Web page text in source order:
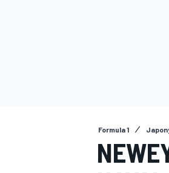
Formula 1